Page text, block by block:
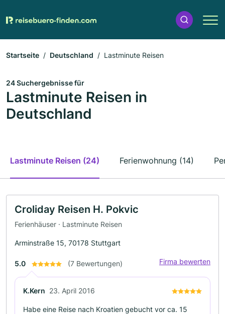
Startseite Deutschland Lastminute Reisen
24 Suchergebnisse für
Lastminute Reisen in
Deutschland
Lastminute Reisen (24) Ferienwohnung (14)
Croliday Reisen H. Pokvic
Ferienhäuser · Lastminute Reisen
Arminstraße 15, 70178 Stuttgart
5.0 (7 Bewertungen) Firma bewerten
K.Kern 23. April 2016
Habe eine Reise nach Kroatien gebucht vor ca. 15